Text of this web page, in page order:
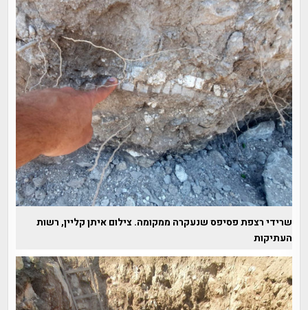
שרידי רצפת פסיפס שנעקרה ממקומה. צילום איתן קליין, רשות
העתיקות